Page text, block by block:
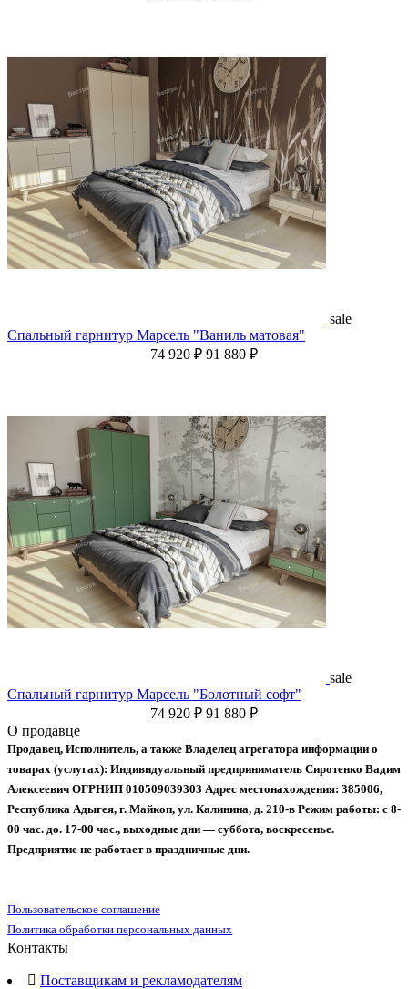
sale
Спальный гарнитур Марсель "Ваниль матовая"
74 920 ₽ 91 880 ₽
sale
Спальный гарнитур Марсель "Болотный софт"
74 920 ₽ 91 880 ₽
О продавце
Продавец, Исполнитель, а также Владелец агрегатора информации о
товарах (услугах): Индивидуальный предприниматель Сиротенко Вадим
Алексеевич ОГРНИП 010509039303 Адрес местонахождения: 385006,
Республика Адыгея, г. Майкоп, ул. Калинина, д. 210-в Режим работы: с 8-
00 час. до. 17-00 час., выходные дни — суббота, воскресенье.
Предприятие не работает в праздничные дни.
Пользовательское соглашение
Политика обработки персональных данных
Контакты
Поставщикам и рекламодателям